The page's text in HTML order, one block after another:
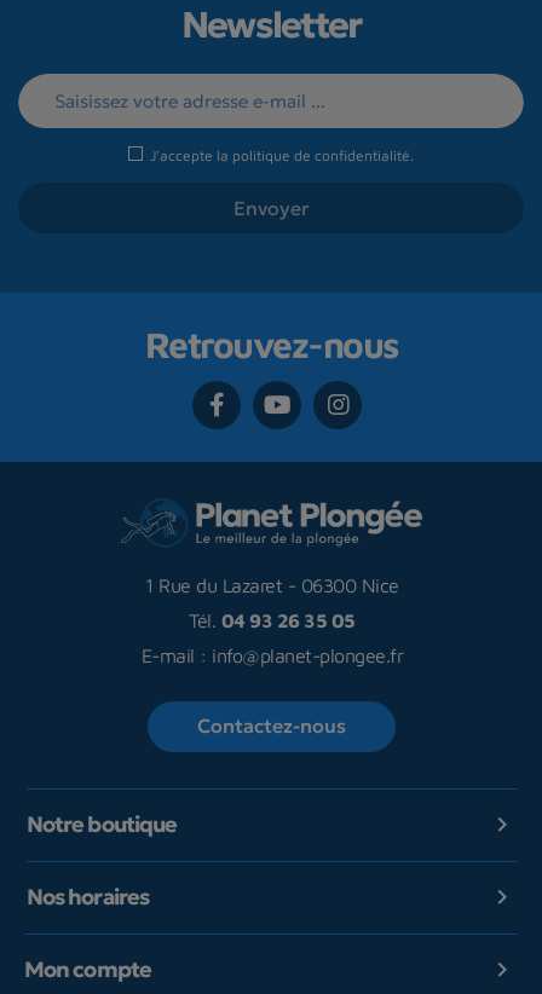
Newsletter
J'accepte la politique de confidentialité
Retrouvez-nous
1 Rue du Lazaret - 06300 Nice
Tél. 04 93 26 35 05
E-mail : info@planet-plongee.fr
Contactez-nous
Notre boutique 
Nos horaires 
Mon compte 